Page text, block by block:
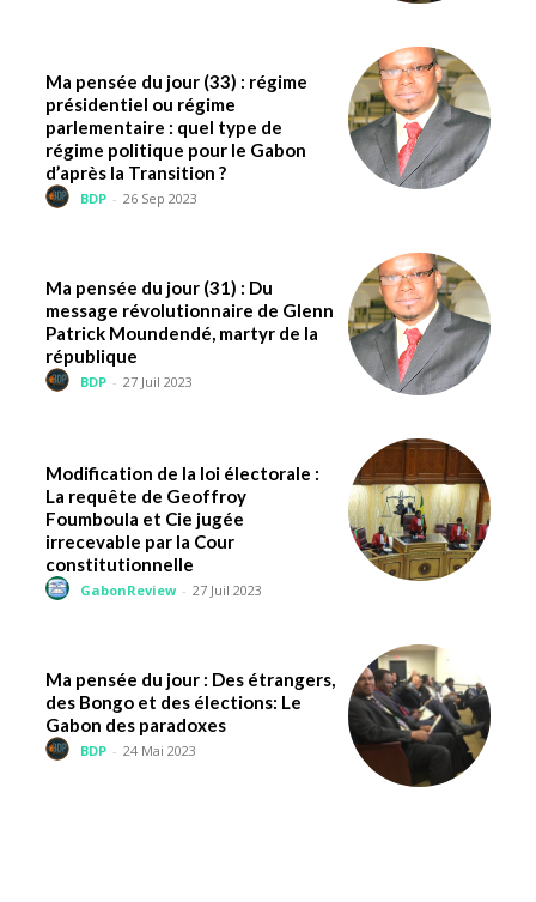
Ma pensée du jour (33) : régime
présidentiel ou régime
parlementaire : quel type de
régime politique pour le Gabon
d’après la Transition ?
BDP - 26 Sep 2023
Ma pensée du jour (31) : Du
message révolutionnaire de Glenn
Patrick Moundendé, martyr de la
république
BDP - 27 Juil 2023
Modification de la loi électorale :
La requête de Geoffroy
Foumboula et Cie jugée
irrecevable par la Cour
constitutionnelle
GabonReview - 27 Juil 2023
Ma pensée du jour : Des étrangers,
des Bongo et des élections: Le
Gabon des paradoxes
BDP - 24 Mai 2023